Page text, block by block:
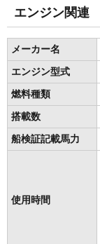
エンジン関連
メーカー名
エンジン型式
燃料種類
搭載数
船検証記載馬力
使用時間